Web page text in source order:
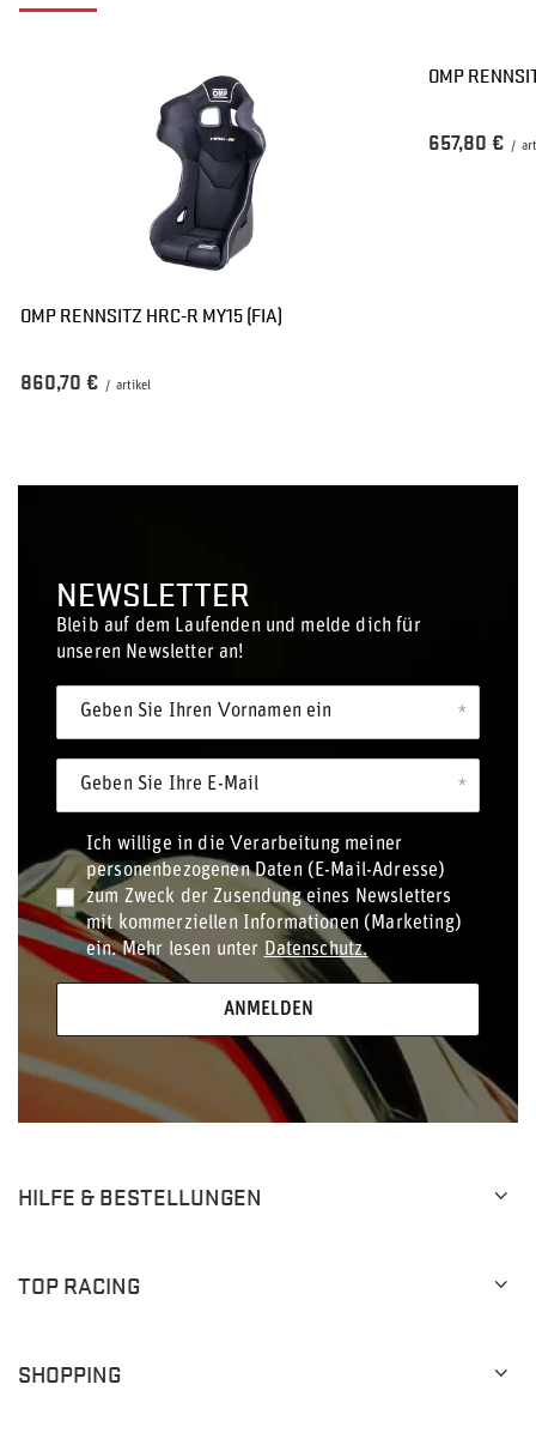
OMP RENNSITZ HRC-R MY15 (FIA)
860,70 € / artikel
OMP
657,80 € /
NEWSLETTER
Bleib auf dem Laufenden und melde dich für
unseren Newsletter an!
Geben Sie Ihren Vornamen ein
Geben Sie Ihre E-Mail
Ich willige in die Verarbeitung meiner
personenbezogenen Daten (E-Mail-Adresse)
zum Zweck der Zusendung eines Newsletters
mit kommerziellen Informationen (Marketing)
ein. Mehr lesen unter Datenschutz.
ANMELDEN
HILFE & BESTELLUNGEN
TOP RACING
SHOPPING